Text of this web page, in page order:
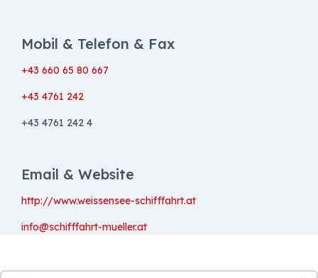
Mobil & Telefon & Fax
+43 660 65 80 667
+43 4761 242
+43 4761 242 4
Email & Website
http://www.weissensee-schifffahrt.at
info@schifffahrt-mueller.at